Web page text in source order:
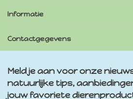
Informatie
Contactgegevens
Meld je aan voor onze
natuurlijke tips,
jouw favoriete